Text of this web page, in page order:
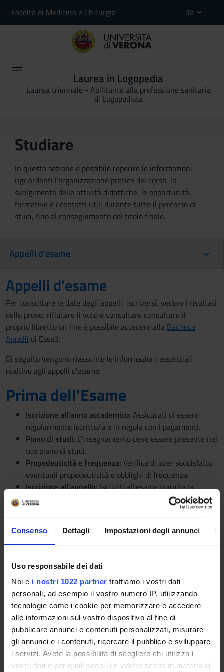
Consenso Dettagli Impostazioni degli annunci
Uso responsabile dei dati
Noi e i nostri 1022 partner trattiamo i vostri dati
personali, ad esempio il vostro numero IP, utilizzando
tecnologie come i cookie per memorizzare e accedere
alle informazioni sul vostro dispositivo al fine di
pubblicare annunci e contenuti personalizzati, misurare
gli annunci e i contenuti, ricercare il pubblico e sviluppare
i servizi. Avete la possibilità di scegliere chi utilizza i
vostri dati e per quali scopi. Le vostre scelte in materia di
Facoltà di Medicina e Chirurgia ITA
Laurea in Logopedia
Laurea triennale - Abilitante alla professione sanitaria
di Logopedista
Studiare
In questa sezione è possibile reperire le informazioni
riguardanti l'organizzazione pratica del corso, lo
svolgimento delle attività didattiche, le opportunità
formative e i contatti utili durante tutto il percorso di
studi, fino al conseguimento del titolo finale.
Appelli d'esame
Appelli d'esame
Per consultare le date degli appelli, iscriversi, vedere i risultati
delle prove, rifiutare il voto e consultare consultare il
proprio libretto on line è possibile accedere alla Bacheca
Appelli di Esse3.
Di seguito vengono riassunte le informazioni essenziali
realtive agli appelli d'esame.
Prima dell'Esame
Iscrizione all'anno accademico: Assicurati di essere
regolarmente iscritto/a e in regola con i pagamenti.
Piano di studi: L'insegnamento deve essere presente nel
tuo piano di studi.
Propedeuticità e frequenza: Verifica di aver soddisfatto
eventuali propedeuticità e obblighi di frequenza.
Iscrizione all'appello:Iscriviti all'esame tramite la
procedura web entro i termini previsti.
Non puoi sostenere un esame se lo
Calendario Esami
Appelli:Sono previsti cinque appelli d'esame durante
l'anno accademico.
Distribuzione:Le date sono scelte per evitare
sovrapposizioni, soprattutto per esami dello stesso anno.
Comunicazione date:Le date degli appelli sono
comunicate almeno 20 giorni prima dell'inizio della
sessione.
Iscrizioni:Le iscrizioni aprono di norma 20 giorni prima e
chiudono 2 giorni lavorativi prima dell'esame.